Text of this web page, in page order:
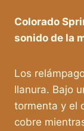
Colorado
sonido de la
Los
llanura. Bajo
tormenta y el
cobre